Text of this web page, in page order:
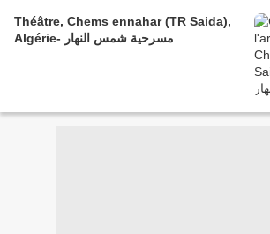
Théâtre, Chems ennahar (TR Saida),
Algérie- مسرحية شمس النهار